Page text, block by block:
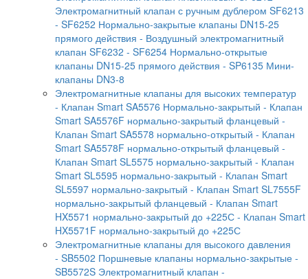
Электромагнитный клапан с ручным дублером SF6213
- SF6252 Нормально-закрытые клапаны DN15-25
прямого действия - Воздушный электромагнитный
клапан SF6232 - SF6254 Нормально-открытые
клапаны DN15-25 прямого действия - SP6135 Мини-
клапаны DN3-8
Электромагнитные клапаны для высоких температур
- Клапан Smart SA5576 Нормально-закрытый - Клапан
Smart SA5576F нормально-закрытый фланцевый -
Клапан Smart SA5578 нормально-открытый - Клапан
Smart SA5578F нормально-открытый фланцевый -
Клапан Smart SL5575 нормально-закрытый - Клапан
Smart SL5595 нормально-закрытый - Клапан Smart
SL5597 нормально-закрытый - Клапан Smart SL7555F
нормально-закрытый фланцевый - Клапан Smart
HX5571 нормально-закрытый до +225С - Клапан Smart
HX5571F нормально-закрытый до +225С
Электромагнитные клапаны для высокого давления
- SB5502 Поршневые клапаны нормально-закрытые -
SB5572S Электромагнитный клапан -